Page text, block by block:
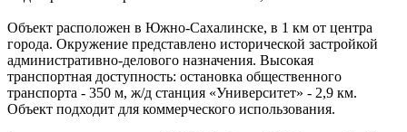
Объект расположен в Южно-Сахалинске, в 1 км от центра
города. Окружение представлено исторической застройкой
административно-делового назначения. Высокая
транспортная доступность: остановка общественного
транспорта - 350 м, ж/д станция «Университет» - 2,9 км.
Объект подходит для коммерческого использования.